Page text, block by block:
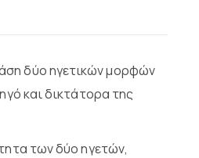
δύο ηγετικών μορφών
και δικτάτορα της
των δύο ηγετών,